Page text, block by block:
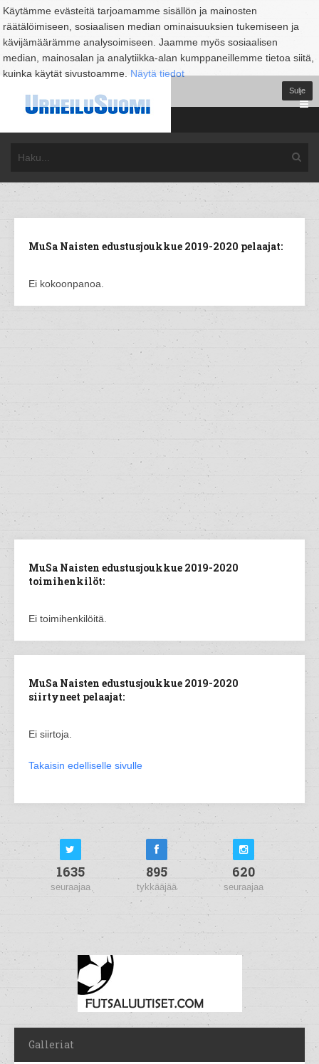
Käytämme evästeitä tarjoamamme sisällön ja mainosten
räätälöimiseen, sosiaalisen median ominaisuuksien tukemiseen ja
kävijämäärämme analysoimiseen. Jaamme myös sosiaalisen
median, mainosalan ja analytiikka-alan kumppaneillemme tietoa siitä,
kuinka käytät sivustoamme. Näytä tiedot
Sulje
MuSa Naisten edustusjoukkue 2019-2020 pelaajat:
Ei kokoonpanoa.
MuSa Naisten edustusjoukkue 2019-2020
toimihenkilöt:
Ei toimihenkilöitä.
MuSa Naisten edustusjoukkue 2019-2020
siirtyneet pelaajat:
Ei siirtoja.
Takaisin edelliselle sivulle
1635
seuraajaa
895
tykkääjää
620
seuraajaa
Galleriat